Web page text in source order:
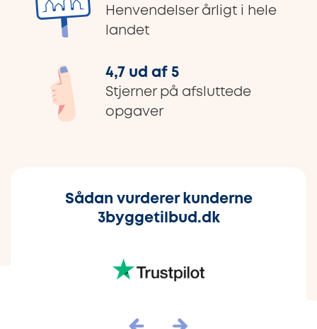
Henvendelser årligt i hele
landet
4,7 ud af 5
Stjerner på afsluttede
opgaver
Sådan vurderer kunderne
3byggetilbud.dk